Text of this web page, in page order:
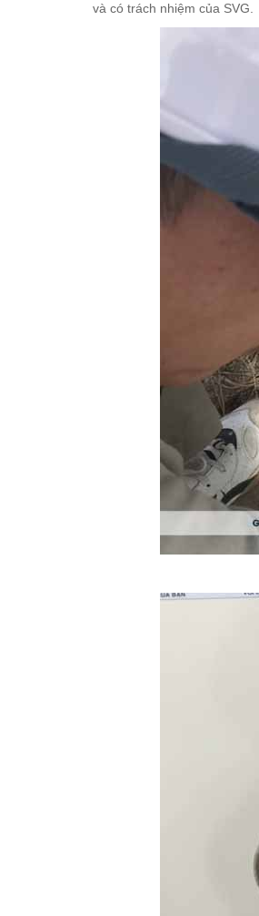
và có trách nhiệm của SVG.